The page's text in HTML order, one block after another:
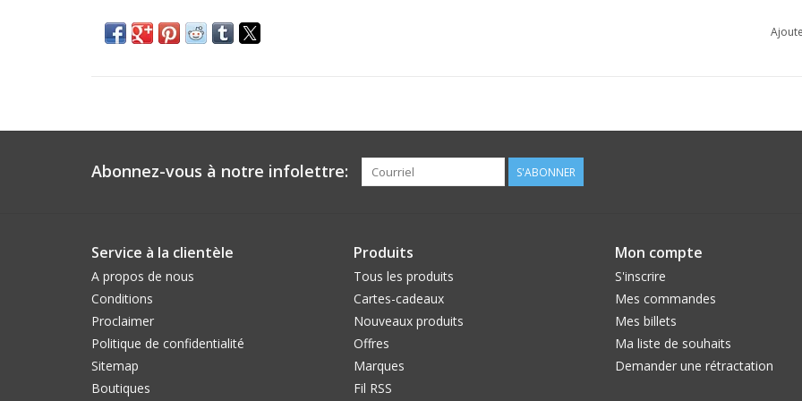
Servi par Delia Smith : « CROSSIP Fresh
Abonnez-vous à notre infolettre: S'ABONNER
Service à la clientèle
A propos de nous
Conditions
Proclaimer
Politique de confidentialité
Sitemap
Boutiques
Produits
Tous les produits
Cartes-cadeaux
Nouveaux produits
Offres
Marques
Fil RSS
Mon compte
S'inscrire
Mes commandes
Mes billets
Ma liste de souhaits
Demander une rétractation